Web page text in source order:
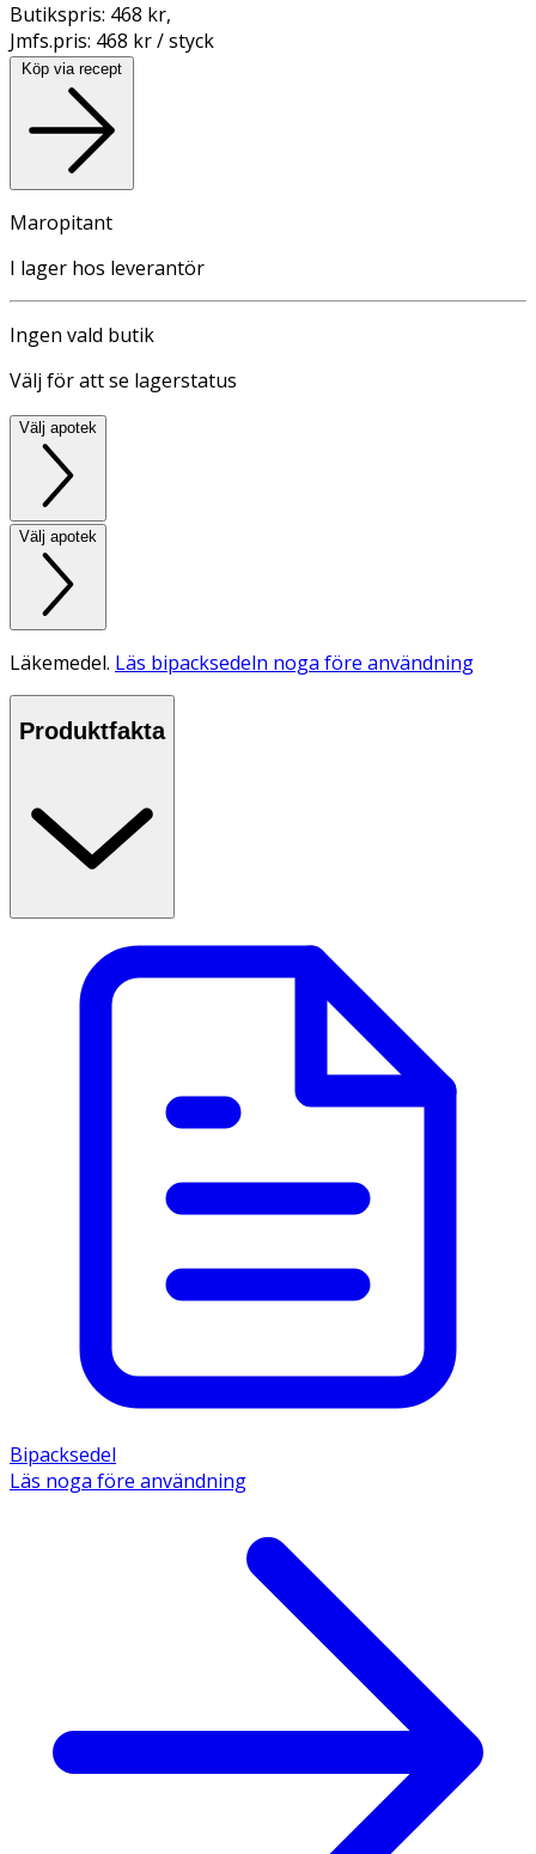
Butikspris: 468 kr,
Jmfs.pris: 468 kr / styck
Köp via recept
Maropitant
I lager hos leverantör
Ingen vald butik
Välj för att se lagerstatus
Välj apotek
Välj apotek
Läkemedel. Läs bipacksedeln noga före användning
Produktfakta
Bipacksedel
Läs noga före användning